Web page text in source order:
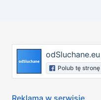
odSluchane.eu
Polub tę stronę
Reklama w serwisie